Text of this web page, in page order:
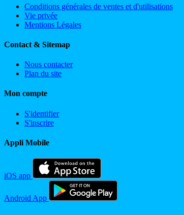
Conditions générales de ventes et d'utilisations
Vie privée
Mentions Légales
Contact & Sitemap
Nous contacter
Plan du site
Mon compte
S'identifier
S'inscrire
Appli Mobile
iOS app
Android App